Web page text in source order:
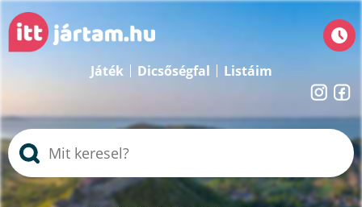
Játék Dicsőségfal Listáim